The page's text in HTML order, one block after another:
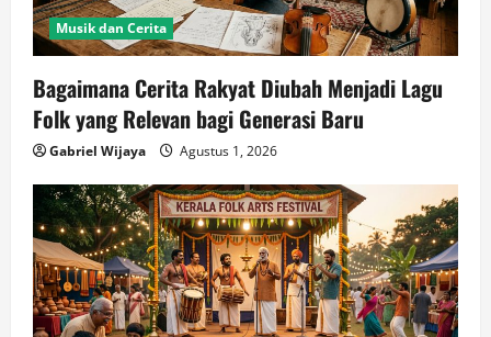
Musik dan Cerita
Bagaimana Cerita Rakyat Diubah Menjadi Lagu
Folk yang Relevan bagi Generasi Baru
Gabriel Wijaya Agustus 1, 2026